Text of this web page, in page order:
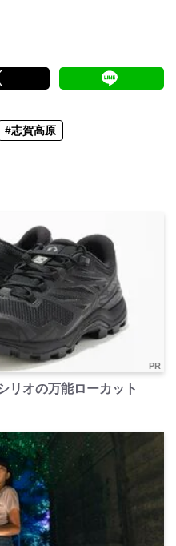
#志賀高原
PR
リオの万能ローカット